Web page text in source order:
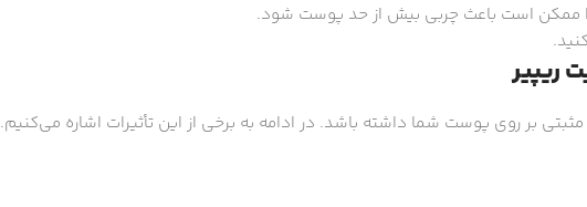
ممکن است باعث چربی بیش از حد پوست شود.
ریپیر
بر روی پوست شما داشته باشد. در ادامه به برخی از این تأثیرات اشاره می‌کنیم.